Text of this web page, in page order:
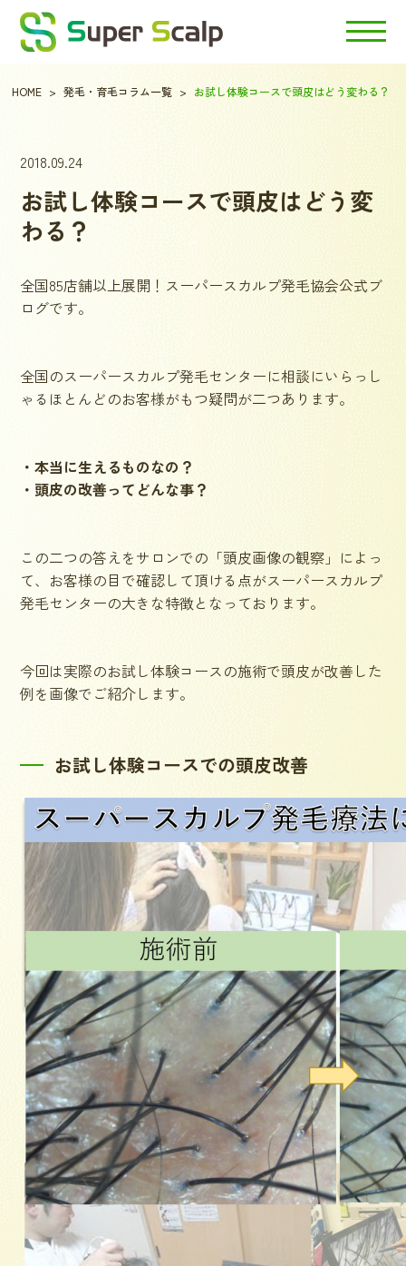
HOME 発毛・育毛コラム一覧 お試し体験コースで頭皮はどう変わる？
2018.09.24
お試し体験コースで頭皮はどう変
わる？
全国85店舗以上展開！スーパースカルプ発毛協会公式ブ
ログです。
全国のスーパースカルプ発毛センターに相談にいらっし
ゃるほとんどのお客様がもつ疑問が二つあります。
・本当に生えるものなの？
・頭皮の改善ってどんな事？
この二つの答えをサロンでの「頭皮画像の観察」によっ
て、お客様の目で確認して頂ける点がスーパースカルプ
発毛センターの大きな特徴となっております。
今回は実際のお試し体験コースの施術で頭皮が改善した
例を画像でご紹介します。
お試し体験コースでの頭皮改善